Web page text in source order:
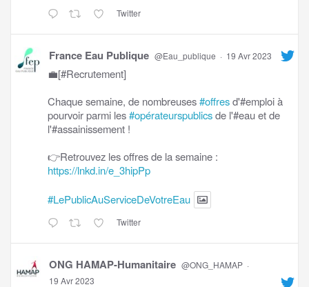
Twitter
France Eau Publique @Eau_publique · 19 Avr 2023
💼[#Recrutement]
Chaque semaine, de nombreuses#offresd'#emploi à
pourvoir parmi les#opérateurspublicsde l'#eau et de
l'#assainissement !
👉Retrouvez les offres de la semaine :
https://lnkd.in/e_3hipPp
#LePublicAuServiceDeVotreEau
Twitter
ONG HAMAP-Humanitaire @ONG_HAMAP ·
19 Avr 2023